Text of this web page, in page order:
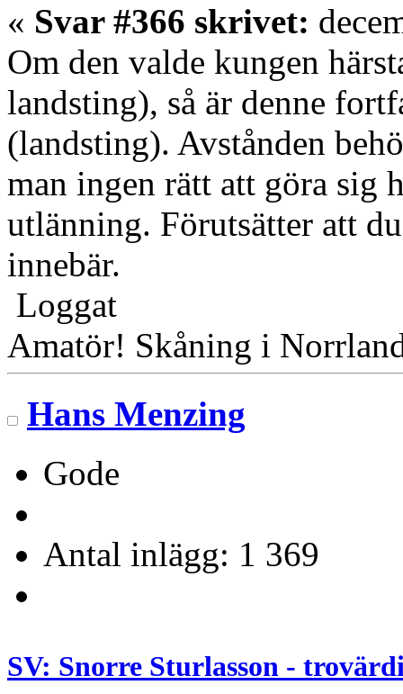
« Svar #366 skrivet:
Om den valde kungen
landsting), så är denne
(landsting). Avstånden
man ingen rätt att göra sig
utlänning. Förutsätter att
innebär.
Loggat
Amatör! Skåning i
Hans Menzing
Gode
Antal inlägg: 1 369
SV: Snorre Sturlasson -